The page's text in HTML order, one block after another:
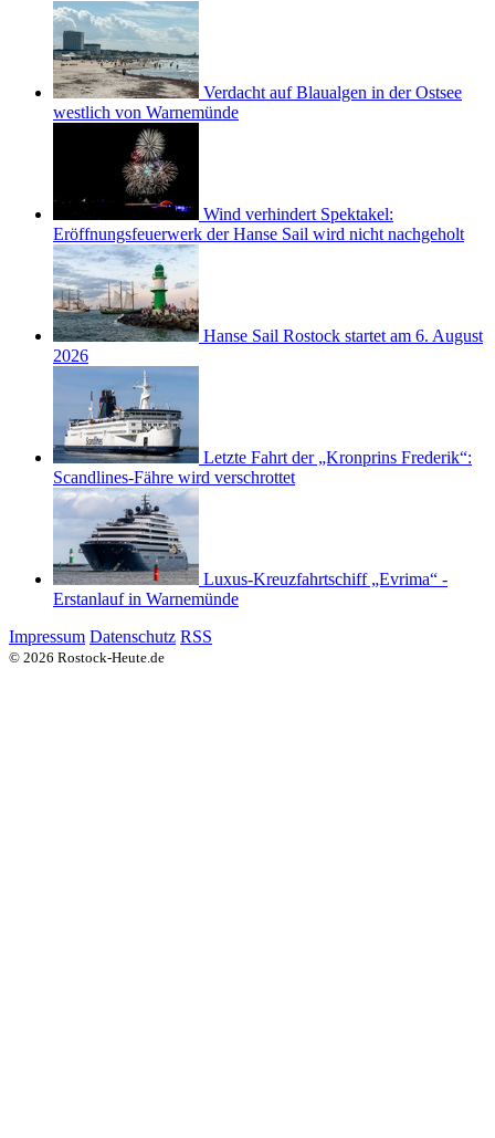
Verdacht auf Blaualgen in der Ostsee
westlich von Warnemünde
Wind verhindert Spektakel:
Eröffnungsfeuerwerk der Hanse Sail wird nicht nachgeholt
Hanse Sail Rostock startet am 6. August
2026
Letzte Fahrt der „Kronprins Frederik“:
Scandlines-Fähre wird verschrottet
Luxus-Kreuzfahrtschiff „Evrima“ -
Erstanlauf in Warnemünde
Impressum Datenschutz RSS
© 2026 Rostock-Heute.de